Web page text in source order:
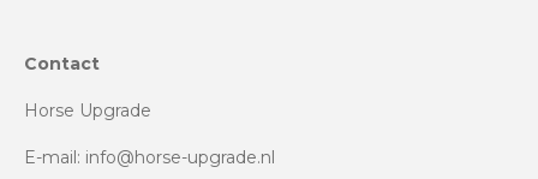
Contact
Horse Upgrade
E-mail: info@horse-upgrade.nl